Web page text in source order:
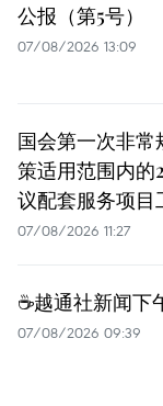
公报（第5号）
07/08/2026 13:09
国会第一次非
策适用范围内的
议配套服务项目
07/08/2026 11:27
☕️越通社新闻下
07/08/2026 09:39